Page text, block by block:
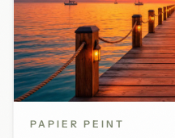
PAPIER PEINT